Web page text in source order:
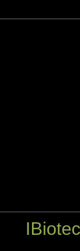
IBiotec